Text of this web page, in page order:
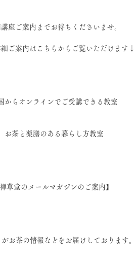
座ご案内までお待ちくださいませ。
ご案内はこちらからご覧いただけます↓
からオンラインでご受講できる教室
お茶と薬膳のある暮らし方教室
禅草堂のメールマガジンのご案内】
がお茶の情報などをお届けしております。